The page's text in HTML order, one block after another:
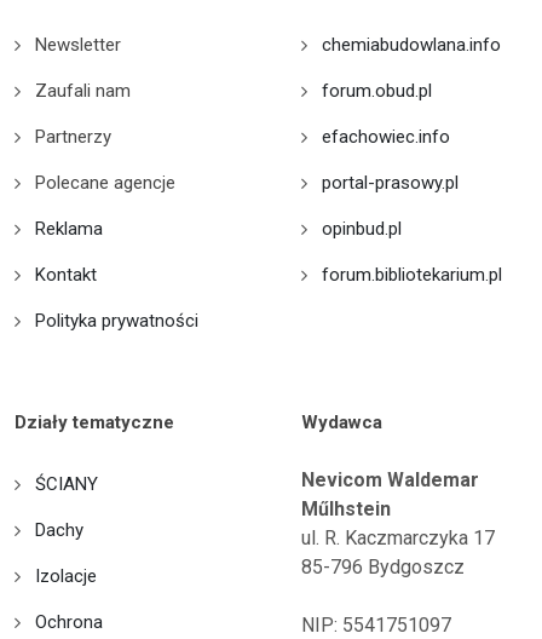
Newsletter
Zaufali nam
Partnerzy
Polecane agencje
Reklama
Kontakt
Polityka prywatności
chemiabudowlana.info
forum.obud.pl
efachowiec.info
portal-prasowy.pl
opinbud.pl
forum.bibliotekarium.pl
Działy tematyczne
ŚCIANY
Dachy
Izolacje
Ochrona
Wydawca
Nevicom Waldemar
Műlhstein
ul. R. Kaczmarczyka 17
85-796 Bydgoszcz
NIP: 5541751097